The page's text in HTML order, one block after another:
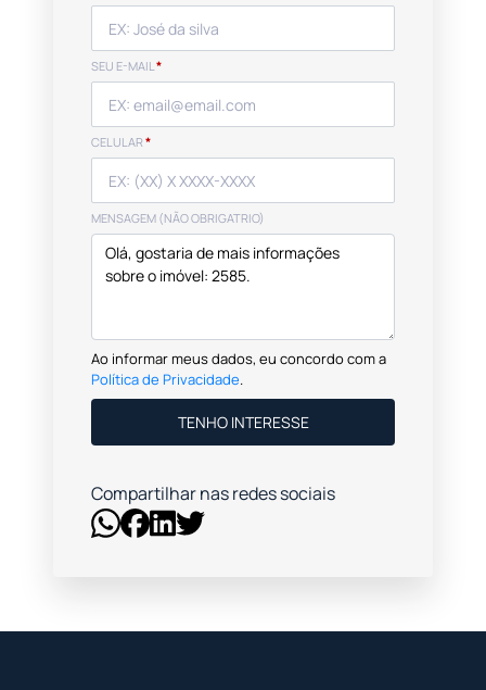
SEU E-MAIL*
CELULAR *
MENSAGEM (NÃO OBRIGATRIO)
Ao informar meus dados, eu concordo com a
Política de Privacidade.
TENHO INTERESSE
Compartilhar nas redes sociais